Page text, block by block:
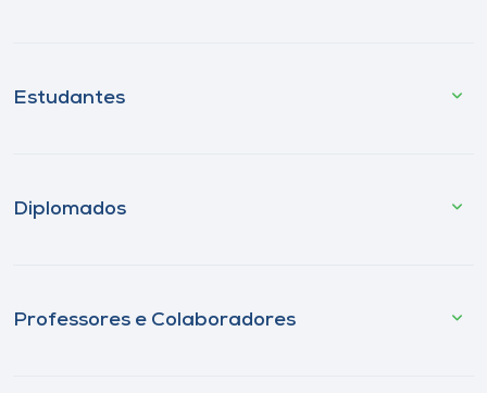
Estudantes
Diplomados
Professores e Colaboradores